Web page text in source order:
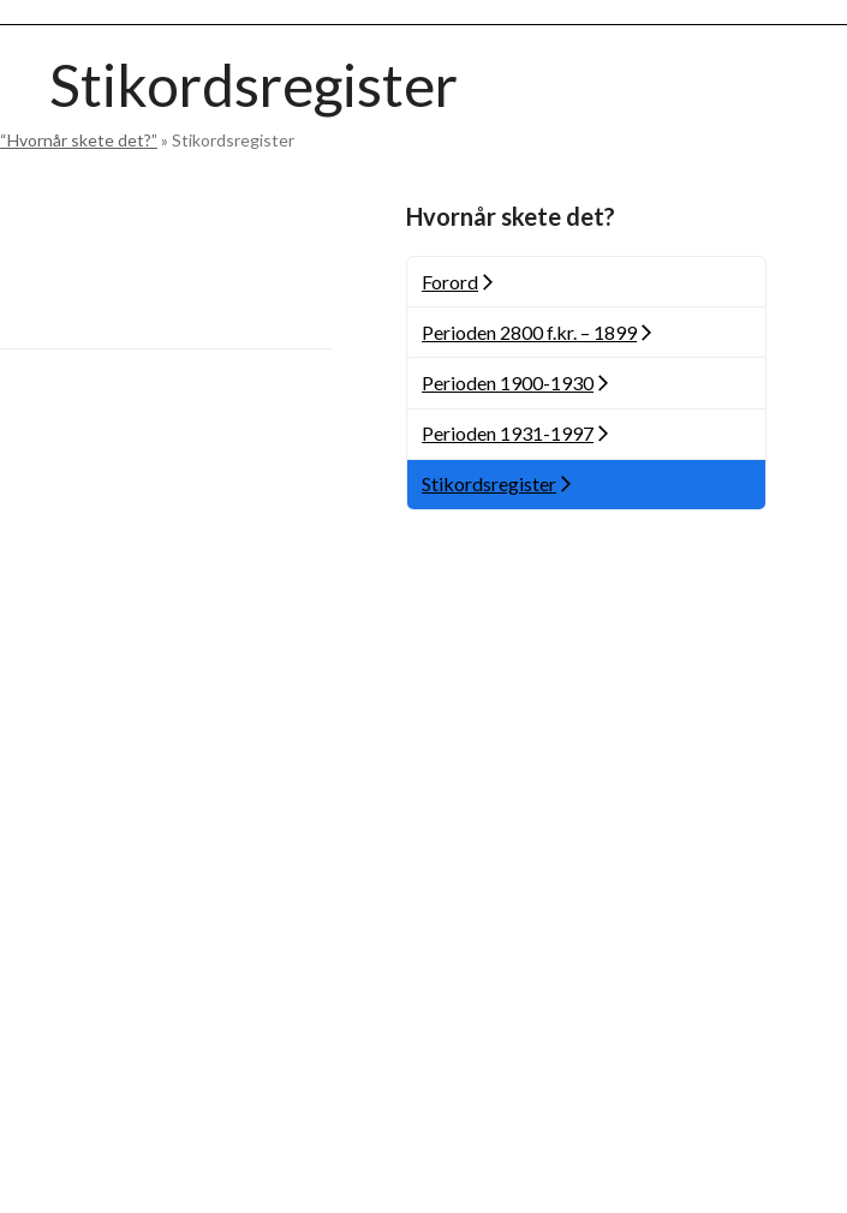
Stikordsregister
“Hvornår skete det?” » Stikordsregister
Hvornår skete det?
Forord
Perioden 2800 f.kr. – 1899
Perioden 1900-1930
Perioden 1931-1997
Stikordsregister